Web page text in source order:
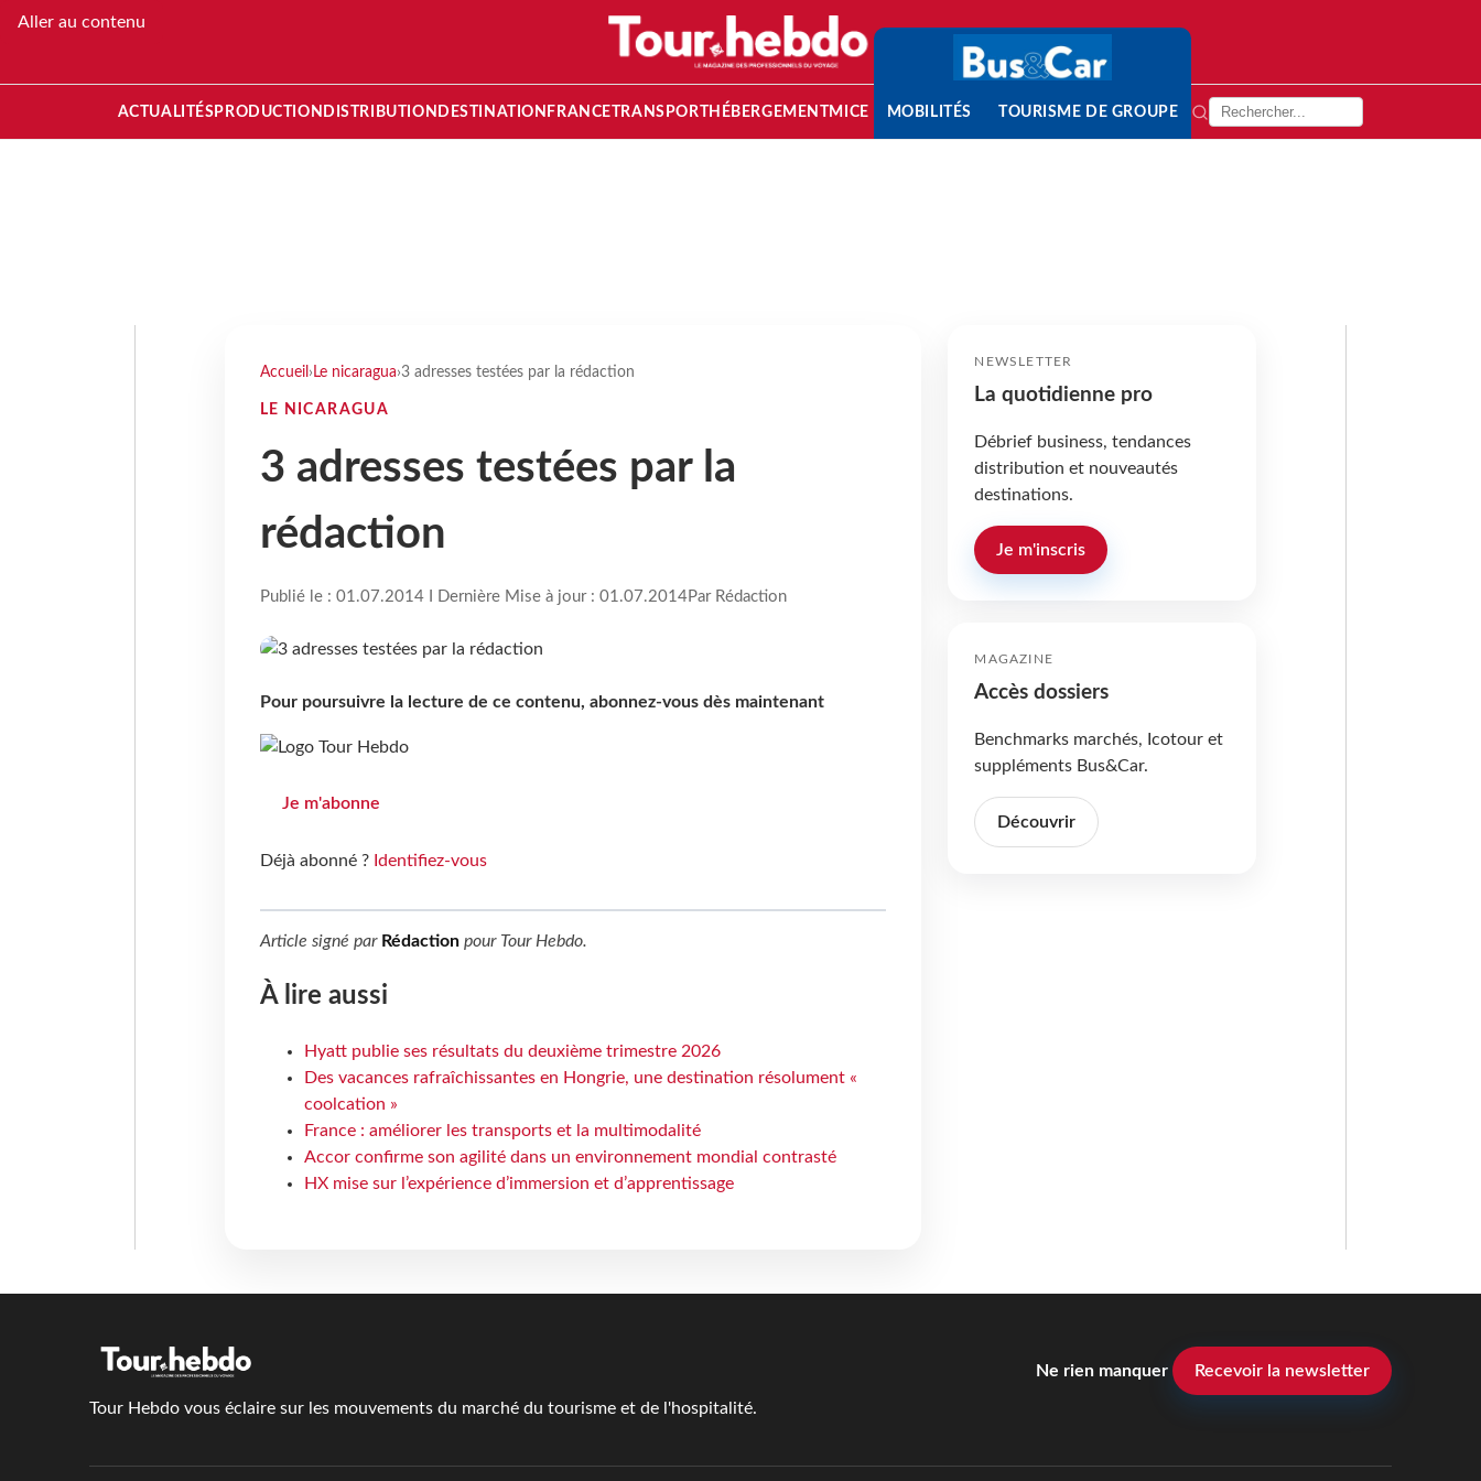
Aller au contenu
ACTUALITÉS PRODUCTION DISTRIBUTION DESTINATION FRANCETRANSPORT HÉBERGEMENTMICE MOBILITÉS TOURISME DE GROUPE
Accueil › Le nicaragua›3 adresses testées par la rédaction
LE NICARAGUA
3 adresses testées par la
rédaction
Publié le : 01.07.2014 I Dernière Mise à jour : 01.07.2014Par Rédaction
Pour poursuivre la lecture de ce contenu, abonnez-vous dès maintenant
Je m'abonne
Déjà abonné ? Identifiez-vous
Article signé par Rédactionpour Tour Hebdo.
À lire aussi
Hyatt publie ses résultats du deuxième trimestre 2026
Des vacances rafraîchissantes en Hongrie, une destination résolument «
coolcation »
France : améliorer les transports et la multimodalité
Accor confirme son agilité dans un environnement mondial contrasté
HX mise sur l’expérience d’immersion et d’apprentissage
NEWSLETTER
La quotidienne pro
Débrief business, tendances
distribution et nouveautés
destinations.
Je m'inscris
MAGAZINE
Accès dossiers
Benchmarks marchés, Icotour et
suppléments Bus&Car.
Découvrir
Tour Hebdo vous éclaire sur les mouvements du marché du tourisme et de l'hospitalité.
Ne rien manquer Recevoir la newsletter